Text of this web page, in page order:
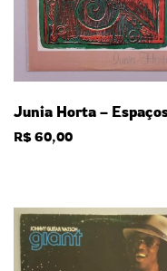
Junia Horta –
R$60,00